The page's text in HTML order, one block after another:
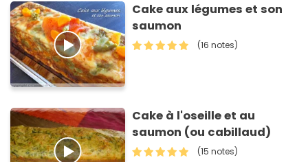
Cake aux légumes et son
saumon
(16 notes)
Cake à l'oseille et au
saumon (ou cabillaud)
(15 notes)